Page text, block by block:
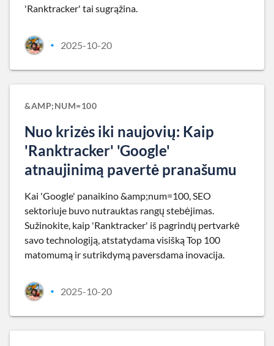
'Ranktracker' tai sugrąžina.
• 2025-10-20
&AMP;NUM=100
Nuo krizės iki naujovių: Kaip
'Ranktracker' 'Google'
atnaujinimą pavertė pranašumu
Kai 'Google' panaikino &amp;num=100, SEO
sektoriuje buvo nutrauktas rangų stebėjimas.
Sužinokite, kaip 'Ranktracker' iš pagrindų pertvarkė
savo technologiją, atstatydama visišką Top 100
matomumą ir sutrikdymą paversdama inovacija.
• 2025-10-20